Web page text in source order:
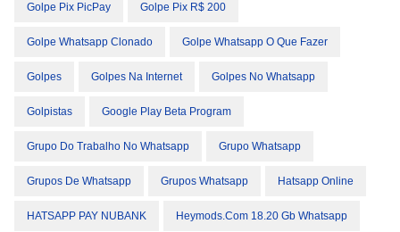
Golpe Pix PicPay Golpe Pix R$ 200
Golpe Whatsapp Clonado Golpe Whatsapp O Que Fazer
Golpes Golpes Na Internet Golpes No Whatsapp
Golpistas Google Play Beta Program
Grupo Do Trabalho No Whatsapp Grupo Whatsapp
Grupos De Whatsapp Grupos Whatsapp Hatsapp Online
HATSAPP PAY NUBANK Heymods.com 18.20 Gb Whatsapp